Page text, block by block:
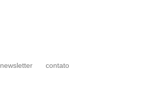
newsletter contato